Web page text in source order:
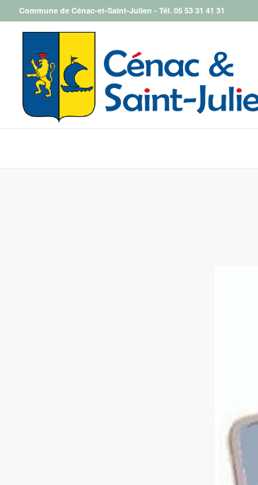
Commune de Cénac-et-Saint-Julien - Tél. 05 53 31 41 31